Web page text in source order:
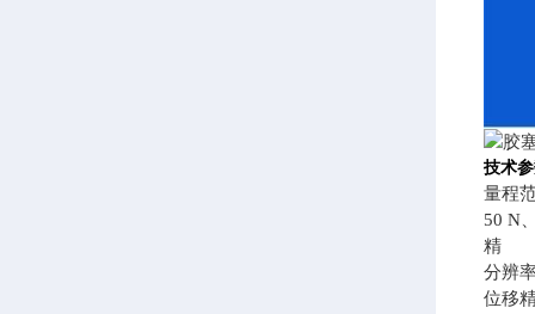
技术
量程
50 N
精
分辨
位移